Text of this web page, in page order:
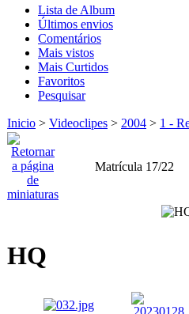
Lista de Album
Últimos envios
Comentários
Mais vistos
Mais Curtidos
Favoritos
Pesquisar
Inicio > Videoclipes > 2004 > 1 -
Matrícula 17/22
HQ